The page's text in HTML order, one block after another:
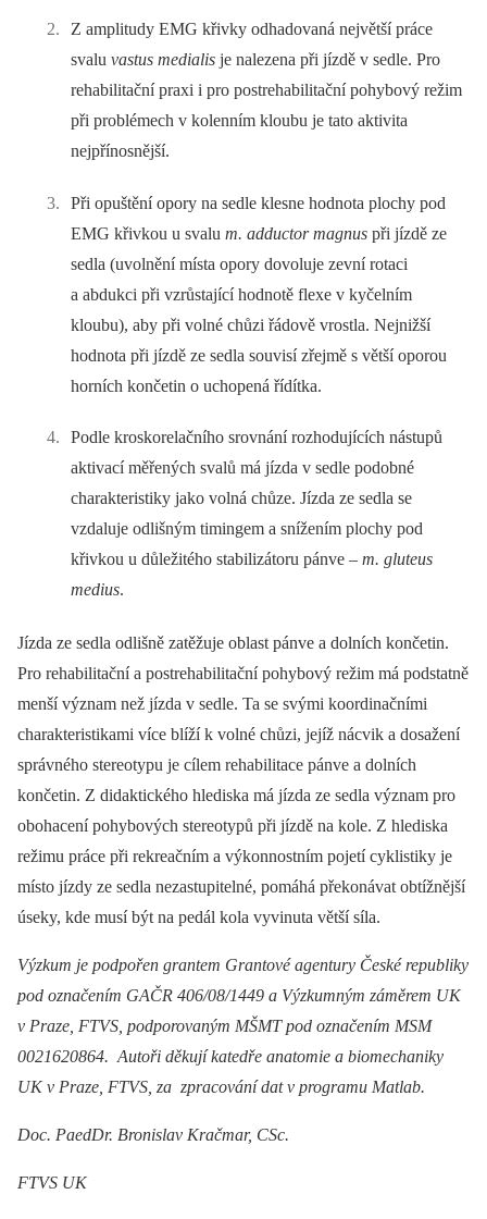
Z amplitudy EMG křivky odhadovaná největší práce
svaluvastus medialis je nalezena při jízdě v sedle. Pro
rehabilitační praxi i pro postrehabilitační pohybový režim
při problémech v kolenním kloubu je tato aktivita
nejpřínosnější.
Při opuštění opory na sedle klesne hodnota plochy pod
EMG křivkou u svalum. adductor magnus při jízdě ze
sedla (uvolnění místa opory dovoluje zevní rotaci
a abdukci při vzrůstající hodnotě flexe v kyčelním
kloubu), aby při volné chůzi řádově vrostla. Nejnižší
hodnota při jízdě ze sedla souvisí zřejmě s větší oporou
horních končetin o uchopená řídítka.
Podle kroskorelačního srovnání rozhodujících nástupů
aktivací měřených svalů má jízda v sedle podobné
charakteristiky jako volná chůze. Jízda ze sedla se
vzdaluje odlišným timingem a snížením plochy pod
křivkou u důležitého stabilizátoru pánve –⁠m. gluteus
medius.
Jízda ze sedla odlišně zatěžuje oblast pánve a dolních končetin.
Pro rehabilitační a postrehabilitační pohybový režim má podstatně
menší význam než jízda v sedle. Ta se svými koordinačními
charakteristikami více blíží k volné chůzi, jejíž nácvik a dosažení
správného stereotypu je cílem rehabilitace pánve a dolních
končetin. Z didaktického hlediska má jízda ze sedla význam pro
obohacení pohybových stereotypů při jízdě na kole. Z hlediska
režimu práce při rekreačním a výkonnostním pojetí cyklistiky je
místo jízdy ze sedla nezastupitelné, pomáhá překonávat obtížnější
úseky, kde musí být na pedál kola vyvinuta větší síla.
Výzkum je podpořen grantem Grantové agentury České republiky
pod označením GAČR 406/08/1449 a Výzkumným záměrem UK
v Praze, FTVS, podporovaným MŠMT pod označením MSM
0021620864. Autoři děkují katedře anatomie a biomechaniky
UK v Praze, FTVS, za zpracování dat v programu Matlab.
Doc. PaedDr. Bronislav Kračmar, CSc.
FTVS UK